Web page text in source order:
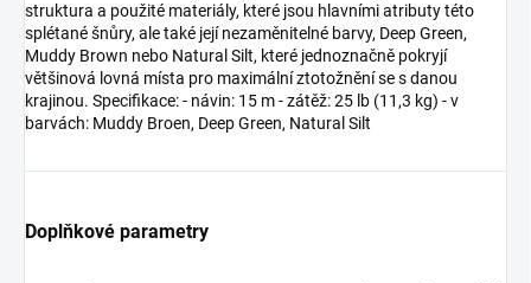
struktura a použité materiály, které jsou hlavními atributy této
splétané šnůry, ale také její nezaměnitelné barvy, Deep Green,
Muddy Brown nebo Natural Silt, které jednoznačně pokryjí
většinová lovná místa pro maximální ztotožnění se s danou
krajinou. Specifikace: - návin: 15 m - zátěž: 25 lb (11,3 kg) - v
barvách: Muddy Broen, Deep Green, Natural Silt
Doplňkové parametry